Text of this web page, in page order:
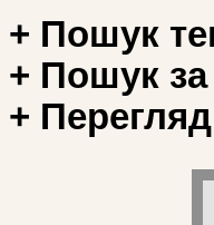
+ Пошук
+ Пошук
+